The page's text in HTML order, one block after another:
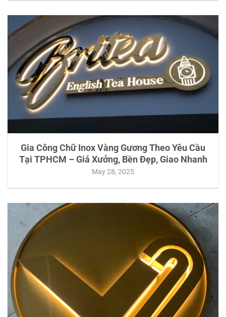
Gia Công Chữ Inox Vàng Gương Theo Yêu Cầu
Tại TPHCM – Giá Xưởng, Bền Đẹp, Giao Nhanh
May 28, 2025